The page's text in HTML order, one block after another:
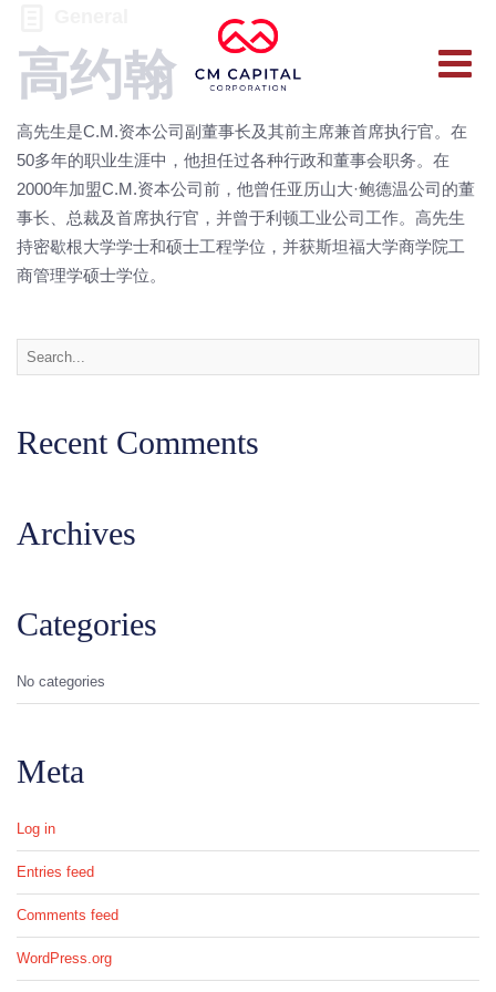
高约翰
高先生是C.M.资本公司副董事长及其前主席兼首席执行官。在
50多年的职业生涯中，他担任过各种行政和董事会职务。在
2000年加盟C.M.资本公司前，他曾任亚历山大·鲍德温公司的董
事长、总裁及首席执行官，并曾于利顿工业公司工作。高先生
持密歇根大学学士和硕士工程学位，并获斯坦福大学商学院工
商管理学硕士学位。
Recent Comments
Archives
Categories
No categories
Meta
Log in
Entries feed
Comments feed
WordPress.org